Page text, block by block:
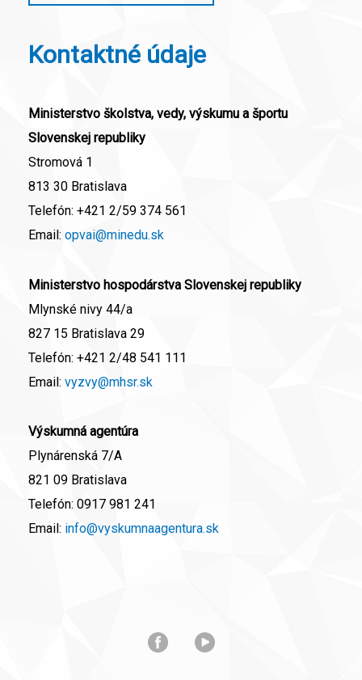
Kontaktné údaje
Ministerstvo školstva, vedy, výskumu a športu
Slovenskej republiky
Stromová 1
813 30 Bratislava
Telefón: +421 2/59 374 561
Email: opvai@minedu.sk
Ministerstvo hospodárstva Slovenskej republiky
Mlynské nivy 44/a
827 15 Bratislava 29
Telefón: +421 2/48 541 111
Email: vyzvy@mhsr.sk
Výskumná agentúra
Plynárenská 7/A
821 09 Bratislava
Telefón: 0917 981 241
Email: info@vyskumnaagentura.sk